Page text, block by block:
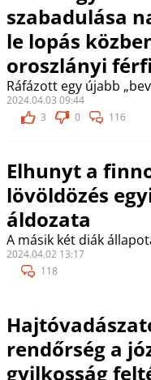
szabadulása
le lopás
oroszlányi férfi
Ráfázott egy újabb
2024.04.03 09:44
3
0 116
Elhunyt a
lövöldözés
áldozata
A másik két diák
2024.04.02 13:17
118
rendőrség a
gyilkosság